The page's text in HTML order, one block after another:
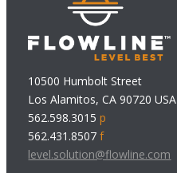
10500 Humbolt Street
Los Alamitos, CA 90720 USA
562.598.3015p
562.431.8507f
level.solution@flowline.com